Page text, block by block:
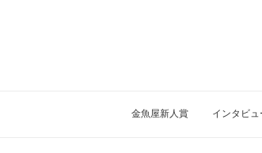
金魚屋新人賞 インタビュ